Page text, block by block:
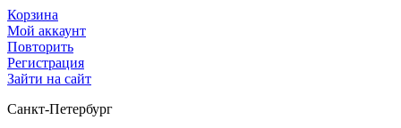
Корзина
Мой аккаунт
Повторить
Регистрация
Зайти на сайт
Санкт-Петербург